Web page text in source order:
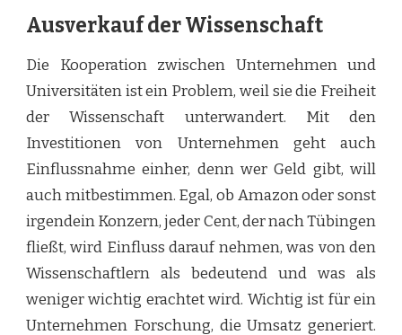
Ausverkauf der Wissenschaft
Die Kooperation zwischen Unternehmen und
Universitäten ist ein Problem, weil sie die Freiheit
der Wissenschaft unterwandert. Mit den
Investitionen von Unternehmen geht auch
Einflussnahme einher, denn wer Geld gibt, will
auch mitbestimmen. Egal, ob Amazon oder sonst
irgendein Konzern, jeder Cent, der nach Tübingen
fließt, wird Einfluss darauf nehmen, was von den
Wissenschaftlern als bedeutend und was als
weniger wichtig erachtet wird. Wichtig ist für ein
Unternehmen Forschung, die Umsatz generiert.